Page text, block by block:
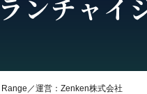
ンチャイ
／運営：Zenken株式会社